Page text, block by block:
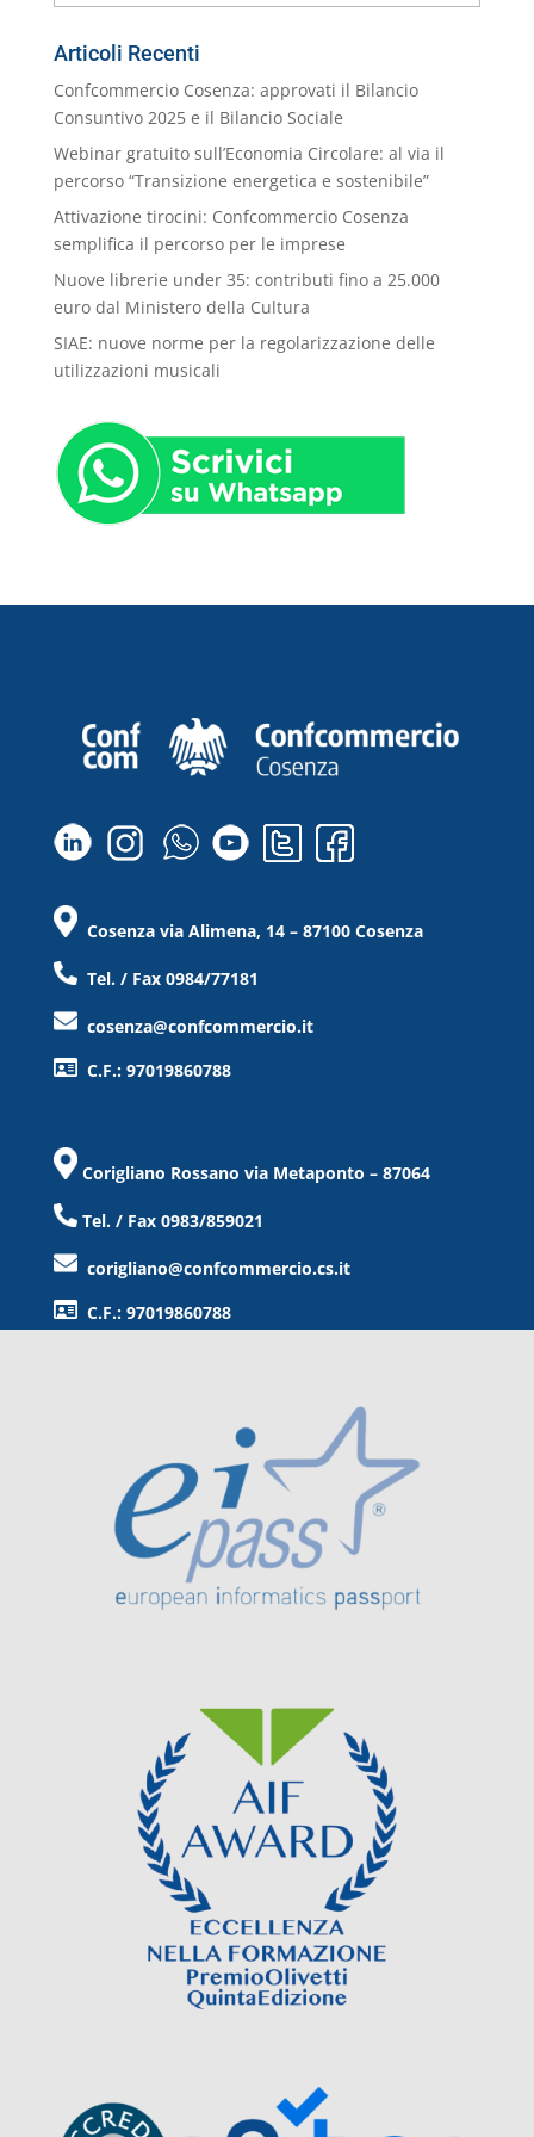
nostre
Categorie
Articoli Recenti
Confcommercio Cosenza: approvati il Bilancio
Consuntivo 2025 e il Bilancio Sociale
Webinar gratuito sull’Economia Circolare: al via il
percorso “Transizione energetica e sostenibile”
Attivazione tirocini: Confcommercio Cosenza
semplifica il percorso per le imprese
Nuove librerie under 35: contributi fino a 25.000
euro dal Ministero della Cultura
SIAE: nuove norme per la regolarizzazione delle
utilizzazioni musicali
Cosenza via Alimena, 14 – 87100 Cosenza
Tel. / Fax 0984/77181
cosenza@confcommercio.it
C.F.: 97019860788
Corigliano Rossano via Metaponto – 87064
Tel. / Fax 0983/859021
corigliano@confcommercio.cs.it
C.F.: 97019860788